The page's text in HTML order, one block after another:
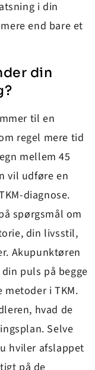
i din
end bare et
din
til en
regel mere tid
mellem 45
vil udføre en
diagnose.
spørgsmål om
din livsstil,
Akupunktøren
puls på begge
i TKM.
hvad de
Selve
hviler afslappet